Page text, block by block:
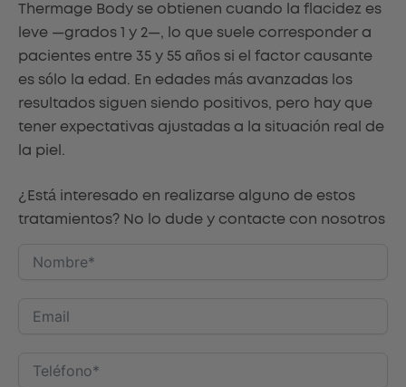
Thermage Body se obtienen cuando la flacidez es
leve —grados 1 y 2—, lo que suele corresponder a
pacientes entre 35 y 55 años si el factor causante
es sólo la edad. En edades más avanzadas los
resultados siguen siendo positivos, pero hay que
tener expectativas ajustadas a la situación real de
la piel.
¿Está interesado en realizarse alguno de estos
tratamientos? No lo dude y contacte con nosotros